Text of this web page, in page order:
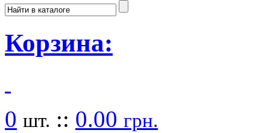
Корзина:
0 шт. :: 0.00 грн.